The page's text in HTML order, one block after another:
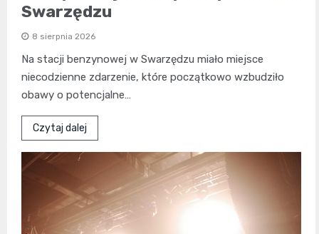
Swarzędzu
8 sierpnia 2026
Na stacji benzynowej w Swarzędzu miało miejsce
niecodzienne zdarzenie, które początkowo wzbudziło
obawy o potencjalne…
Czytaj dalej